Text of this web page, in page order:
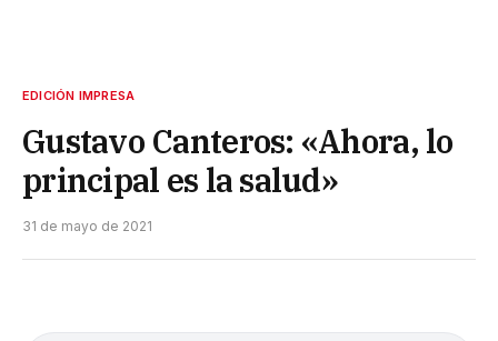
EDICIÓN IMPRESA
Gustavo Canteros: «Ahora, lo
principal es la salud»
31 de mayo de 2021